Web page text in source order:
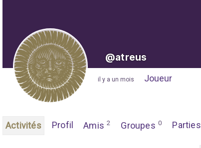
@atreus
il y a un mois Joueur
Activités Profil Amis 2 Groupes 0 Parties